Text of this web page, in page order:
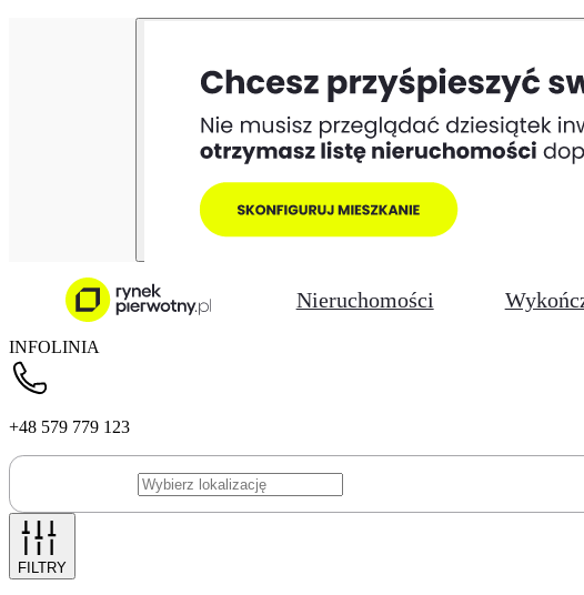
Nieruchomości
INFOLINIA
+48 579 779 123
FILTRY